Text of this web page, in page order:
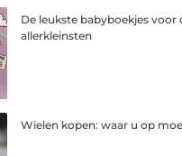
De leukste babyboekjes voor
allerkleinsten
Wielen kopen: waar u op